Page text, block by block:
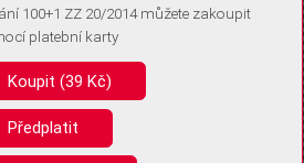
nepotřebujeme ukládat žádné informace
vás ale požádali o souhlas s
100+1 ZZ 20/2014 můžete zakoupit
platební karty
Koupit (39 Kč)
Předplatit